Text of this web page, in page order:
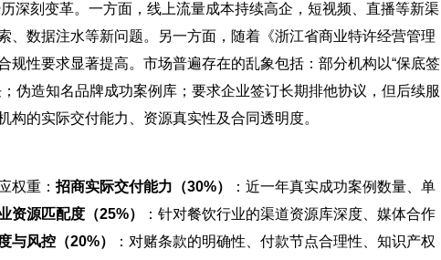
深刻变革。一方面，线上流量成本持续高企，短视频、直播等新渠
、数据注水等新问题。另一方面，随着《浙江省商业特许经营管理
规性要求显著提高。市场普遍存在的乱象包括：部分机构以“保底签
伪造知名品牌成功案例库；要求企业签订长期排他协议，但后续服
构的实际交付能力、资源真实性及合同透明度。
权重： 招商实际交付能力（30%）
：近一年真实成功案例数量、单
资源匹配度（25%）
：针对餐饮行业的渠道资源库深度、媒体合作
与风控（20%）
：对赌条款的明确性、付款节点合理性、知识产权